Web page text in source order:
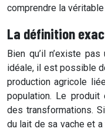
comprendre la
La définition
Bien qu’il n’existe pas
idéale, il est possible
production agricole
population. Le
des transformations.
du lait de sa vache et